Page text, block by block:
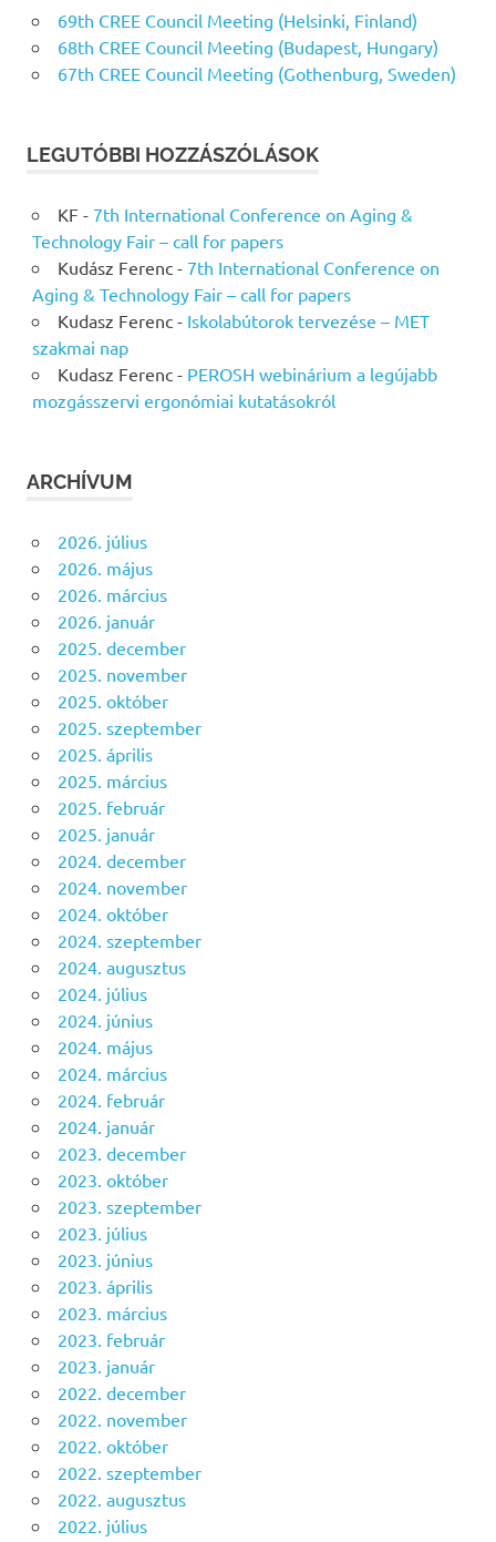
69th CREE Council Meeting (Helsinki, Finland)
68th CREE Council Meeting (Budapest, Hungary)
67th CREE Council Meeting (Gothenburg, Sweden)
LEGUTÓBBI HOZZÁSZÓLÁSOK
KF - 7th International Conference on Aging &
Technology Fair – call for papers
Kudász Ferenc- 7th International Conference on
Aging & Technology Fair – call for papers
Kudasz Ferenc- Iskolabútorok tervezése – MET
szakmai nap
Kudasz Ferenc- PEROSH webinárium a legújabb
mozgásszervi ergonómiai kutatásokról
ARCHÍVUM
2026. július
2026. május
2026. március
2026. január
2025. december
2025. november
2025. október
2025. szeptember
2025. április
2025. március
2025. február
2025. január
2024. december
2024. november
2024. október
2024. szeptember
2024. augusztus
2024. július
2024. június
2024. május
2024. március
2024. február
2024. január
2023. december
2023. október
2023. szeptember
2023. július
2023. június
2023. április
2023. március
2023. február
2023. január
2022. december
2022. november
2022. október
2022. szeptember
2022. augusztus
2022. július